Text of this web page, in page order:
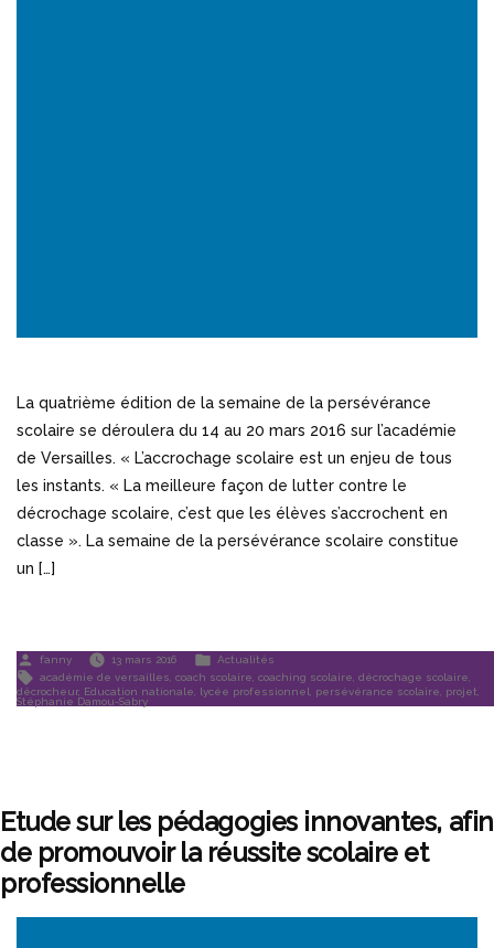
La quatrième édition de la semaine de la persévérance
scolaire se déroulera du 14 au 20 mars 2016 sur l’académie
de Versailles. « L’accrochage scolaire est un enjeu de tous
les instants. « La meilleure façon de lutter contre le
décrochage scolaire, c’est que les élèves s’accrochent en
classe ». La semaine de la persévérance scolaire constitue
un […]
Publié
par
fanny 13 mars 2016
Publié
dans
Actualités
Étiquettes :
académie de versailles ,coach scolaire ,coaching scolaire ,décrochage scolaire
décrocheur, Education nationale lycée professionnel persévérance scolaire projet
Stéphanie Damou-Sabry
Etude sur les pédagogies innovantes, afin
de promouvoir la réussite scolaire et
professionnelle